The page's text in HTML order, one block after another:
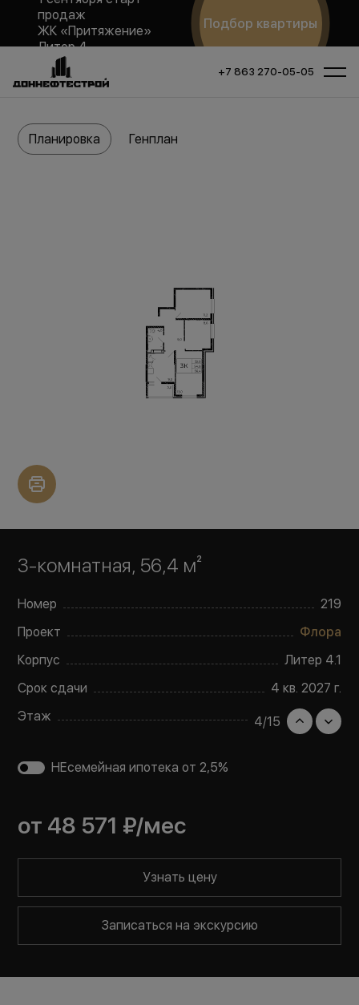
продаж
ЖК «Притяжение»
Литер 4
Подбор квартиры
+7 863 270-05-05
3-комнатная, 56,4 м²
Номер
219
Проект
Флора
Корпус
Литер 4.1
Срок сдачи
4 кв. 2027 г.
Этаж
4/15
НЕсемейная ипотека от 2,5%
от 48 571 ₽/мес
Узнать цену
Записаться на экскурсию
Планировка Генплан